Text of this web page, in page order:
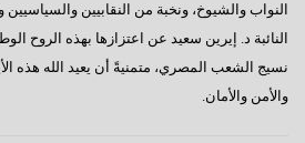
النواب والشيوخ، ونخبة من النقابيين
النائبة د. إيرين سعيد عن اعتزازها بهذه الروح
نسيج الشعب المصري، متمنيةً أن يعيد الله هذه
والأمن والأمان.